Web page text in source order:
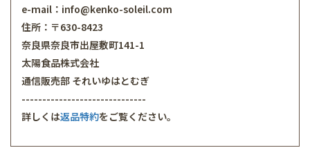
e-mail：info@kenko-soleil.com
住所：〒630-8423
奈良県奈良市出屋敷町141-1
太陽食品株式会社
通信販売部 それいゆはとむぎ
------------------------------
詳しくは返品特約をご覧ください。